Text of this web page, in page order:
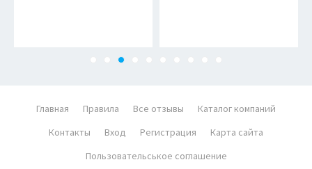
Главная Правила Все отзывы
Каталог компаний
Контакты
Вход Регистрация
Карта сайта
Пользовательськое соглашение